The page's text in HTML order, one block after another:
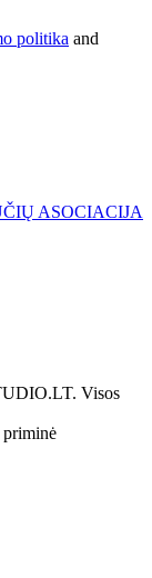
politika and
ASOCIACIJA
Visos
priminė